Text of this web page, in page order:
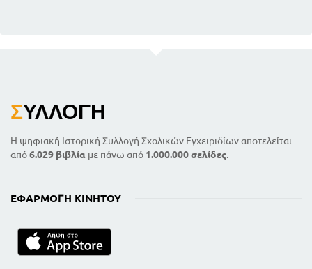
ΣΥΛΛΟΓΉ
Η ψηφιακή Ιστορική Συλλογή Σχολικών Εγχειριδίων αποτελείται
από6.029 βιβλία με πάνω από 1.000.000 σελίδες.
ΕΦΑΡΜΟΓΉ ΚΙΝΗΤΟΎ